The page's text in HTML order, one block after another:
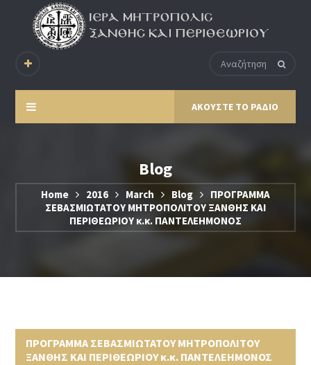
ΑΚΟΥΣΤΕ ΤΟ ΡΑΔΙΟ
Blog
Home 2016 March Blog
ΠΡΟΓΡΑΜΜΑ
ΣΕΒΑΣΜΙΩΤΑΤΟΥ ΜΗΤΡΟΠΟΛΙΤΟΥ ΞΑΝΘΗΣ ΚΑΙ
ΠΕΡΙΘΕΩΡΙΟΥ κ.κ. ΠΑΝΤΕΛΕΗΜΟΝΟΣ
ΠΡΟΓΡΑΜΜΑ ΣΕΒΑΣΜΙΩΤΑΤΟΥ ΜΗΤΡΟΠΟΛΙΤΟΥ
ΞΑΝΘΗΣ ΚΑΙ ΠΕΡΙΘΕΩΡΙΟΥ κ.κ. ΠΑΝΤΕΛΕΗΜΟΝΟΣ